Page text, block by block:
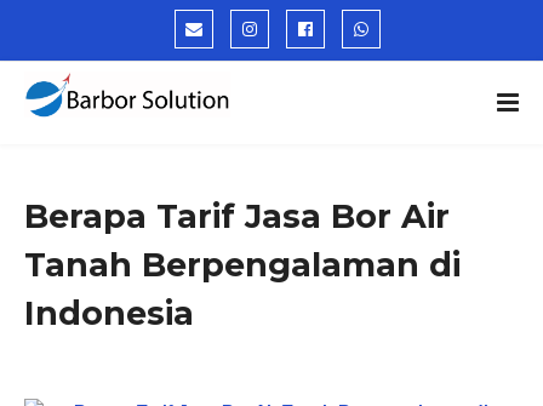
Berapa Tarif Jasa Bor Air
Tanah Berpengalaman di
Indonesia